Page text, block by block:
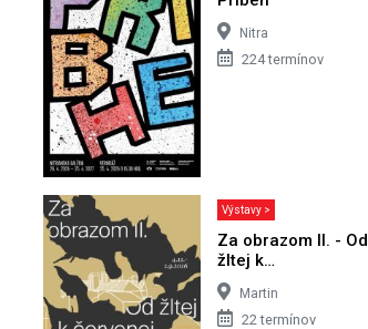
Nitra
224 termínov
Výstavy >
Za obrazom II. - Od
žltej k…
Martin
22 termínov